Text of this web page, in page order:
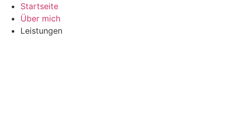
Zum
Inhalt
springen
Startseite
Über mich
Leistungen